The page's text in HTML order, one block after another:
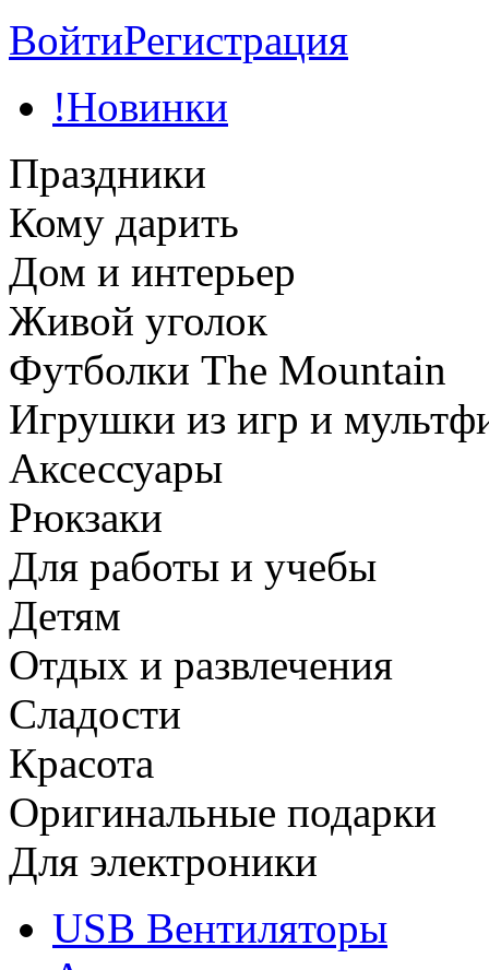
ВойтиРегистрация
!Новинки
Праздники
Кому дарить
Дом и интерьер
Живой уголок
Футболки The Mountain
Игрушки из игр и
Аксессуары
Рюкзаки
Для работы и учебы
Детям
Отдых и развлечения
Сладости
Красота
Оригинальные подарки
Для электроники
USB Вентиляторы